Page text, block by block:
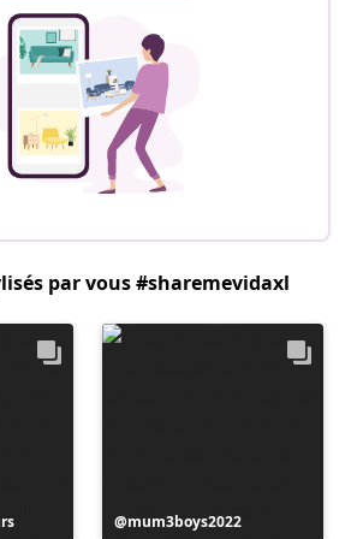
par vous #sharemevidaxl
Publication
mum3boys2022